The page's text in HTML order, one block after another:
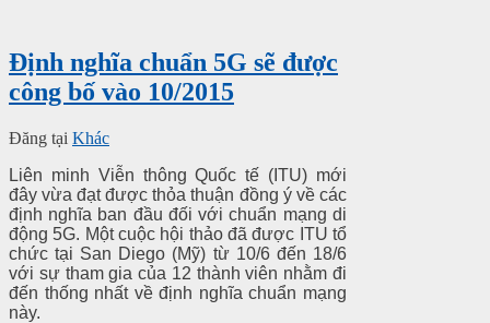
Định nghĩa chuẩn 5G sẽ được
công bố vào 10/2015
Đăng tại Khác
Liên minh Viễn thông Quốc tế (ITU) mới
đây vừa đạt được thỏa thuận đồng ý về các
định nghĩa ban đầu đối với chuẩn mạng di
động 5G. Một cuộc hội thảo đã được ITU tổ
chức tại San Diego (Mỹ) từ 10/6 đến 18/6
với sự tham gia của 12 thành viên nhằm đi
đến thống nhất về định nghĩa chuẩn mạng
này.